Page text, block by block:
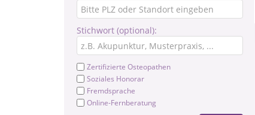
Stichwort (optional):
Zertifizierte Osteopathen
Soziales Honorar
Fremdsprache
Online-Fernberatung